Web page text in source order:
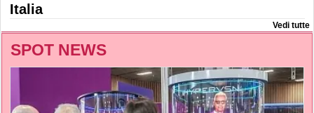
Italia
Vedi tutte
SPOT NEWS